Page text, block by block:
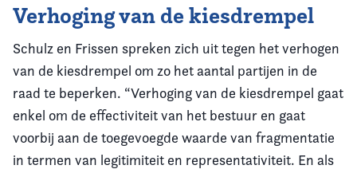
Verhoging van de kiesdrempel
Schulz en Frissen spreken zich uit tegen het verhogen
van de kiesdrempel om zo het aantal partijen in de
raad te beperken. “Verhoging van de kiesdrempel gaat
enkel om de effectiviteit van het bestuur en gaat
voorbij aan de toegevoegde waarde van fragmentatie
in termen van legitimiteit en representativiteit. En als